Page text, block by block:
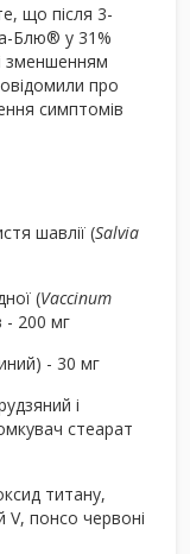
що після 3-
Блю® у 31%
зменшенням
про
симптомів
шавлії (Salvia
(Vaccinum
- 200 мг
- 30 мг
і
стеарат
титану,
V, понсо червоні